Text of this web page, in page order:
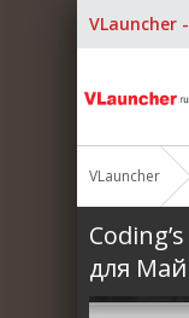
VLauncher
VLauncher
для